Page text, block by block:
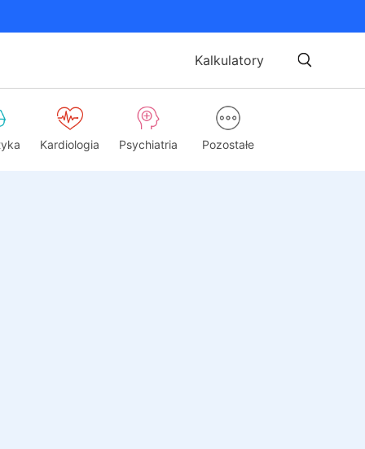
Kalkulatory
Kardiologia Psychiatria Pozostałe